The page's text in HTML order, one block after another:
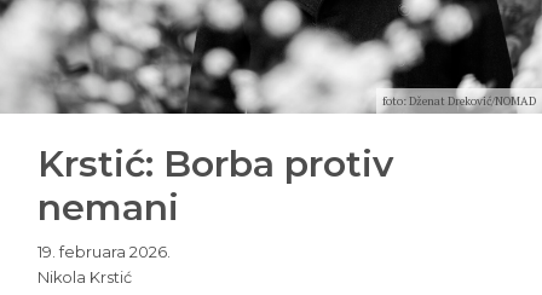
foto: Dženat Dreković/NOMAD
Krstić: Borba protiv
nemani
19. februara 2026.
Nikola Krstić